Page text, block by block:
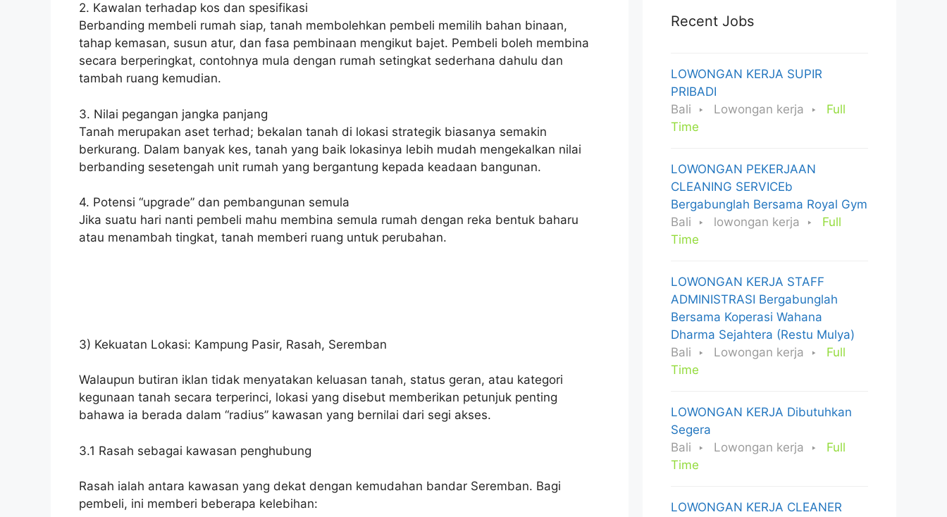
2. Kawalan terhadap kos dan spesifikasi
Berbanding membeli rumah siap, tanah membolehkan pembeli memilih bahan binaan,
tahap kemasan, susun atur, dan fasa pembinaan mengikut bajet. Pembeli boleh membina
secara berperingkat, contohnya mula dengan rumah setingkat sederhana dahulu dan
tambah ruang kemudian.
3. Nilai pegangan jangka panjang
Tanah merupakan aset terhad; bekalan tanah di lokasi strategik biasanya semakin
berkurang. Dalam banyak kes, tanah yang baik lokasinya lebih mudah mengekalkan nilai
berbanding sesetengah unit rumah yang bergantung kepada keadaan bangunan.
4. Potensi “upgrade” dan pembangunan semula
Jika suatu hari nanti pembeli mahu membina semula rumah dengan reka bentuk baharu
atau menambah tingkat, tanah memberi ruang untuk perubahan.
3) Kekuatan Lokasi: Kampung Pasir, Rasah, Seremban
Walaupun butiran iklan tidak menyatakan keluasan tanah, status geran, atau kategori
kegunaan tanah secara terperinci, lokasi yang disebut memberikan petunjuk penting
bahawa ia berada dalam “radius” kawasan yang bernilai dari segi akses.
3.1 Rasah sebagai kawasan penghubung
Rasah ialah antara kawasan yang dekat dengan kemudahan bandar Seremban. Bagi
pembeli, ini memberi beberapa kelebihan:
Recent Jobs
LOWONGAN KERJA SUPIR
PRIBADI
Bali
Lowongan kerja
Full
Time
LOWONGAN PEKERJAAN
CLEANING SERVICEb
Bergabunglah Bersama Royal Gym
Bali
lowongan kerja
Full
Time
LOWONGAN KERJA STAFF
ADMINISTRASI Bergabunglah
Bersama Koperasi Wahana
Dharma Sejahtera (Restu Mulya)
Bali
Lowongan kerja
Full
Time
LOWONGAN KERJA Dibutuhkan
Segera
Bali
Lowongan kerja
Full
Time
LOWONGAN KERJA CLEANER